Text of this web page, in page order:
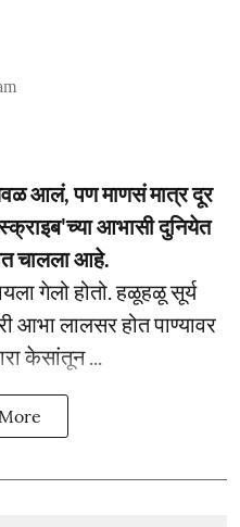
आलं, पण माणसं मात्र दूर
आभासी दुनियेत
चालला आहे.
गेलो होतो. हळूहळू सूर्य
आभा लालसर होत पाण्यावर
केसांतून ...